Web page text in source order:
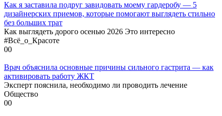
Как я заставила подруг завидовать моему гардеробу — 5
дизайнерских приемов, которые помогают выглядеть стильно
без больших трат
Как выглядеть дорого осенью 2026 Это интересно
#Всё_о_Красоте
00
Врач объяснила основные причины сильного гастрита — как
активировать работу ЖКТ
Эксперт пояснила, необходимо ли проводить лечение
Общество
00